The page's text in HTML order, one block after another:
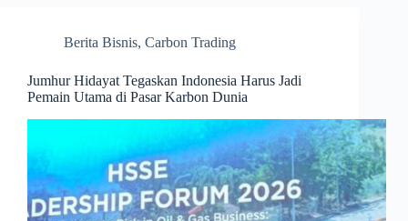
Berita Bisnis, Carbon Trading
Jumhur Hidayat Tegaskan Indonesia Harus Jadi
Pemain Utama di Pasar Karbon Dunia